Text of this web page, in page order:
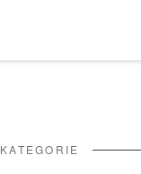
KATEGORIE